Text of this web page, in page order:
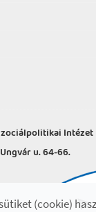
Intézet
u. 64-66.
(cookie)